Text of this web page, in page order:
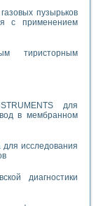
пузырьков
с применением
тиристорным
для
в мембранном
для исследования
диагностики